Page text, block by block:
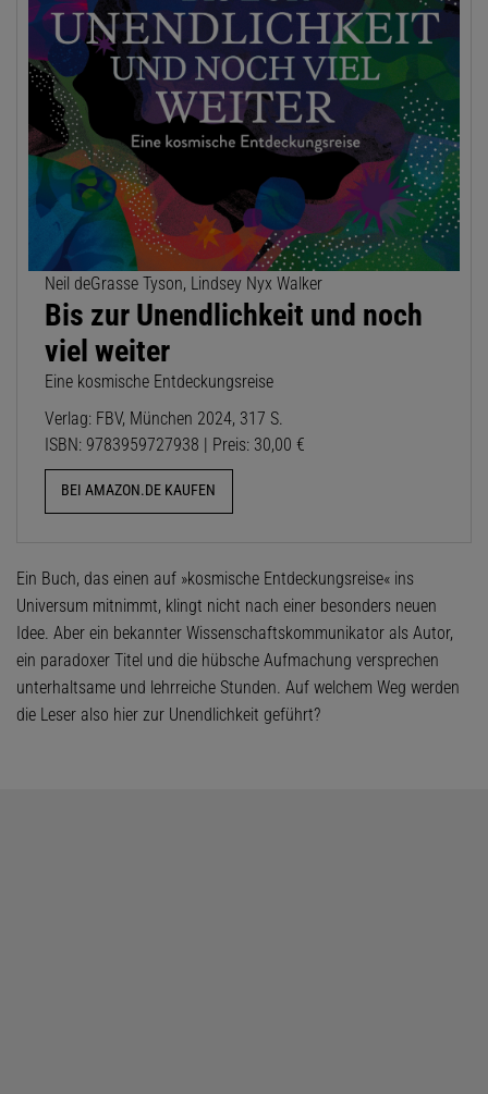
Neil deGrasse Tyson, Lindsey Nyx Walker
Bis zur Unendlichkeit und noch
viel weiter
Eine kosmische Entdeckungsreise
Verlag: FBV, München 2024, 317 S.
ISBN: 9783959727938 | Preis: 30,00 €
BEI AMAZON.DE KAUFEN
Ein Buch, das einen auf »kosmische Entdeckungsreise« ins
Universum mitnimmt, klingt nicht nach einer besonders neuen
Idee. Aber ein bekannter Wissenschaftskommunikator als Autor,
ein paradoxer Titel und die hübsche Aufmachung versprechen
unterhaltsame und lehrreiche Stunden. Auf welchem Weg werden
die Leser also hier zur Unendlichkeit geführt?